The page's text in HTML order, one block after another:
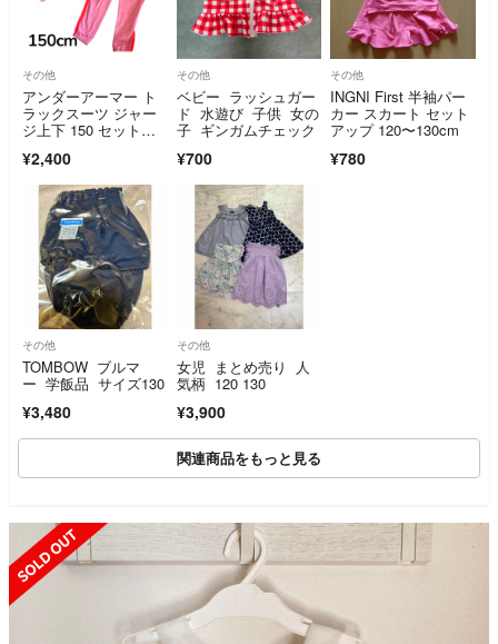
その他
アンダーアーマー ト
ラックスーツ ジャー
ジ上下 150 セットア
¥2,400
その他
ベビー ラッシュガー
ド 水遊び 子供 女の
子 ギンガムチェック
¥700
その他
INGNI First 半袖パー
カー スカート セット
アップ 120〜130cm
¥780
その他
TOMBOW ブルマ
ー 学飯品 サイズ130
¥3,480
その他
女児 まとめ売り 人
気柄 120 130
¥3,900
関連商品をもっと見る
SOLD OUT